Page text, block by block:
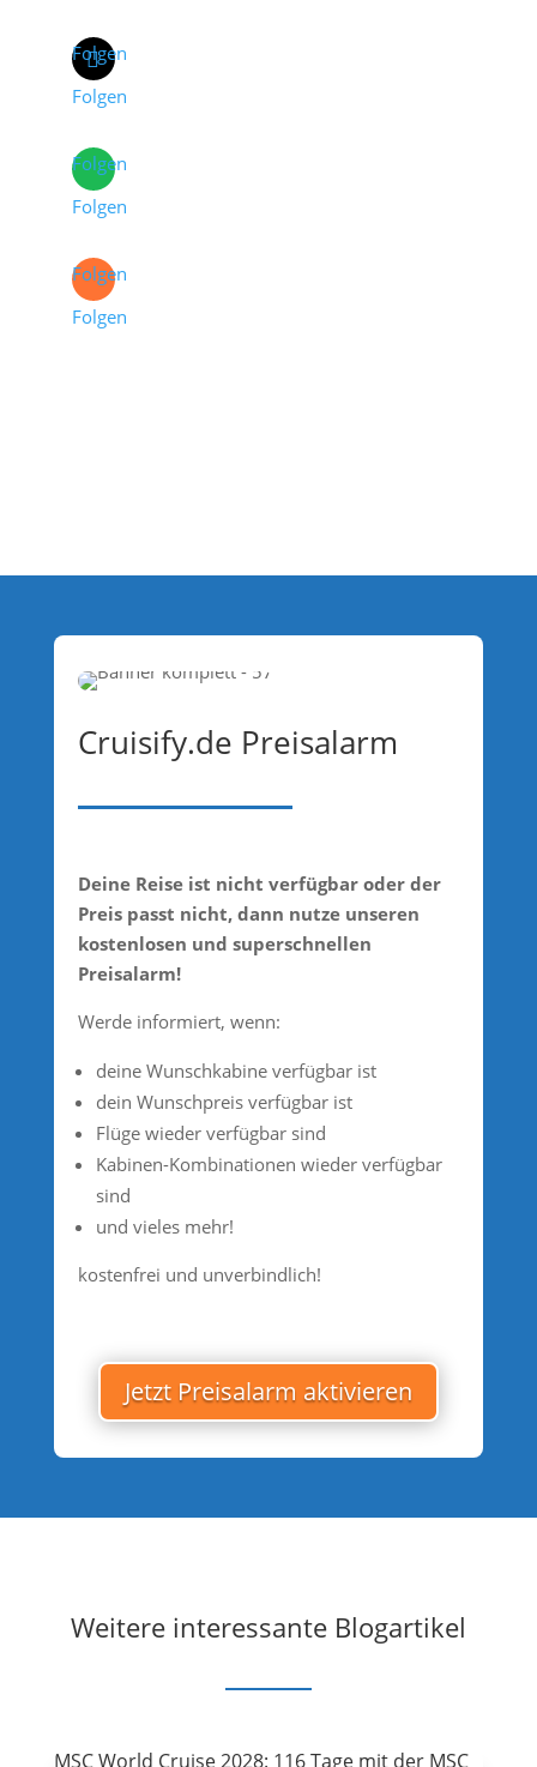
Folgen
Folgen
Folgen
Folgen
Folgen
Folgen
Cruisify.de Preisalarm
Deine Reise ist nicht verfügbar oder der
Preis passt nicht, dann nutze unseren
kostenlosen und superschnellen
Preisalarm!
Werde informiert, wenn:
deine Wunschkabine verfügbar ist
dein Wunschpreis verfügbar ist
Flüge wieder verfügbar sind
Kabinen-Kombinationen wieder verfügbar
sind
und vieles mehr!
kostenfrei und unverbindlich!
Jetzt Preisalarm aktivieren
Weitere interessante Blogartikel
MSC World Cruise 2028: 116 Tage mit der MSC